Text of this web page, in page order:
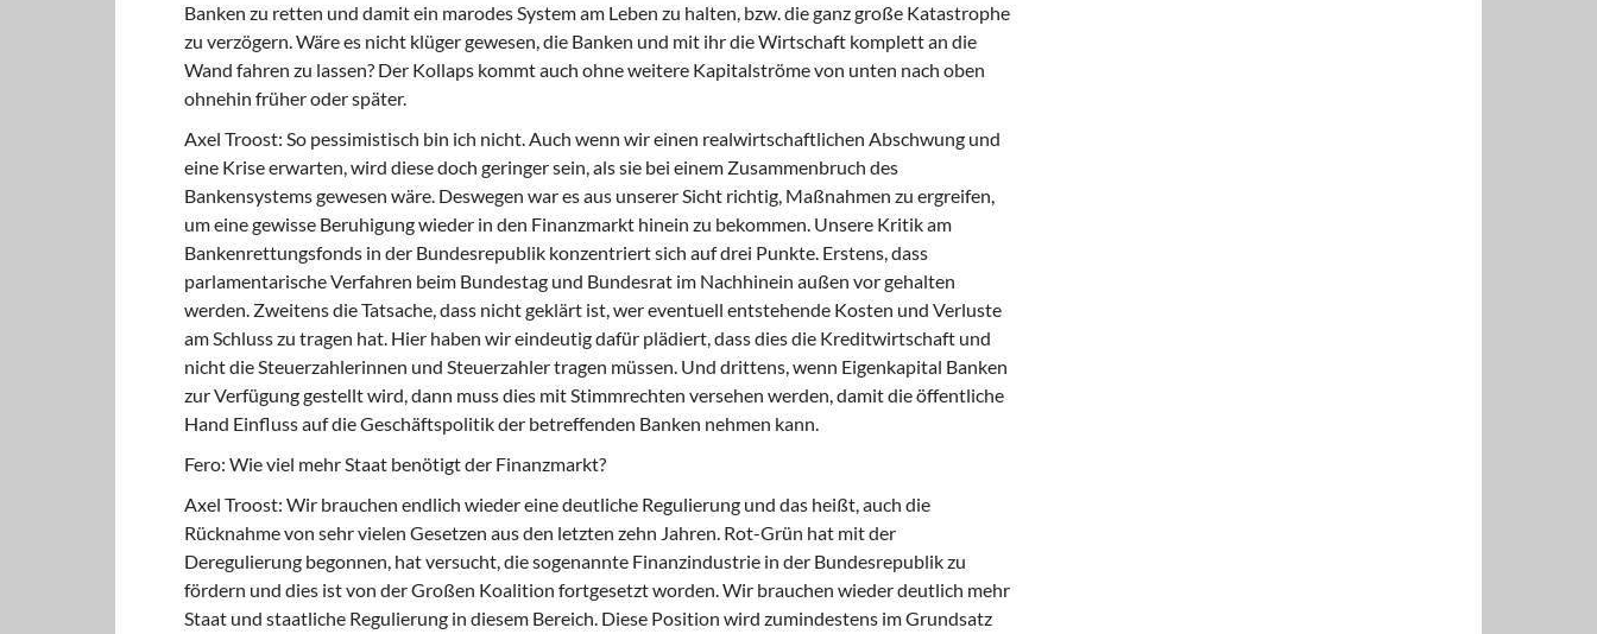
Banken zu retten und damit ein marodes System am Leben zu halten, bzw. die ganz große Katastrophe
zu verzögern. Wäre es nicht klüger gewesen, die Banken und mit ihr die Wirtschaft komplett an die
Wand fahren zu lassen? Der Kollaps kommt auch ohne weitere Kapitalströme von unten nach oben
ohnehin früher oder später.
Axel Troost: So pessimistisch bin ich nicht. Auch wenn wir einen realwirtschaftlichen Abschwung und
eine Krise erwarten, wird diese doch geringer sein, als sie bei einem Zusammenbruch des
Bankensystems gewesen wäre. Deswegen war es aus unserer Sicht richtig, Maßnahmen zu ergreifen,
um eine gewisse Beruhigung wieder in den Finanzmarkt hinein zu bekommen. Unsere Kritik am
Bankenrettungsfonds in der Bundesrepublik konzentriert sich auf drei Punkte. Erstens, dass
parlamentarische Verfahren beim Bundestag und Bundesrat im Nachhinein außen vor gehalten
werden. Zweitens die Tatsache, dass nicht geklärt ist, wer eventuell entstehende Kosten und Verluste
am Schluss zu tragen hat. Hier haben wir eindeutig dafür plädiert, dass dies die Kreditwirtschaft und
nicht die Steuerzahlerinnen und Steuerzahler tragen müssen. Und drittens, wenn Eigenkapital Banken
zur Verfügung gestellt wird, dann muss dies mit Stimmrechten versehen werden, damit die öffentliche
Hand Einfluss auf die Geschäftspolitik der betreffenden Banken nehmen kann.
Fero: Wie viel mehr Staat benötigt der Finanzmarkt?
Axel Troost: Wir brauchen endlich wieder eine deutliche Regulierung und das heißt, auch die
Rücknahme von sehr vielen Gesetzen aus den letzten zehn Jahren. Rot-Grün hat mit der
Deregulierung begonnen, hat versucht, die sogenannte Finanzindustrie in der Bundesrepublik zu
fördern und dies ist von der Großen Koalition fortgesetzt worden. Wir brauchen wieder deutlich mehr
Staat und staatliche Regulierung in diesem Bereich. Diese Position wird zumindestens im Grundsatz